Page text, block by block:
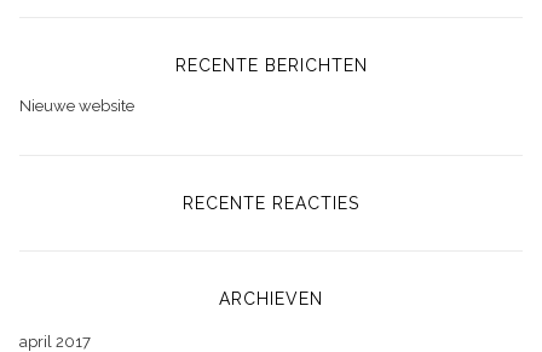
RECENTE BERICHTEN
Nieuwe website
RECENTE REACTIES
ARCHIEVEN
april 2017